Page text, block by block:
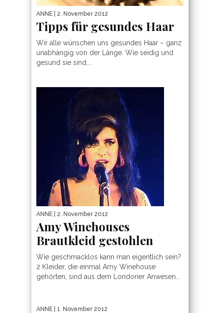
ANNE | 2. November 2012
Tipps für gesundes Haar
Wir alle wünschen uns gesundes Haar – ganz
unabhängig von der Länge. Wie seidig und
gesund sie sind,...
ANNE | 2. November 2012
Amy Winehouses
Brautkleid gestohlen
Wie geschmacklos kann man eigentlich sein?
2 Kleider, die einmal Amy Winehouse
gehörten, sind aus dem Londoner Anwesen...
ANNE | 1. November 2012